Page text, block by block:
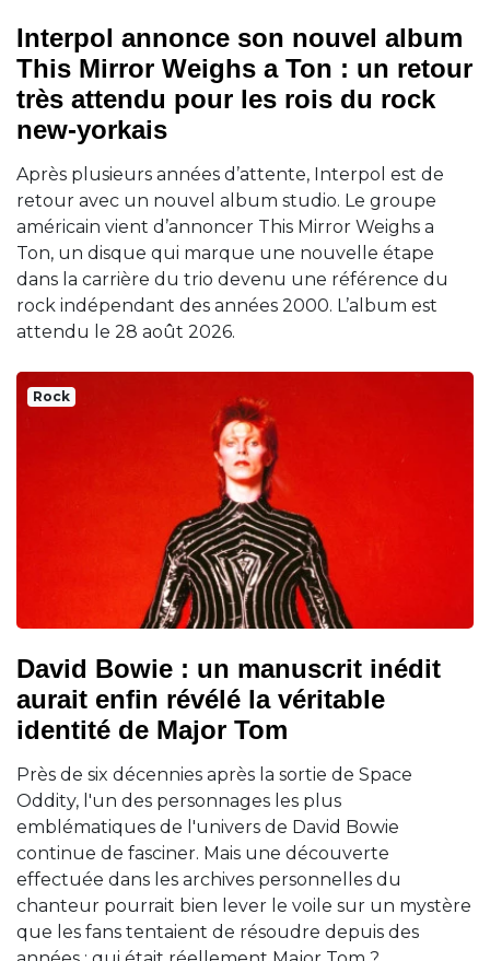
Interpol annonce son nouvel album
This Mirror Weighs a Ton : un retour
très attendu pour les rois du rock
new-yorkais
Après plusieurs années d’attente, Interpol est de
retour avec un nouvel album studio. Le groupe
américain vient d’annoncer This Mirror Weighs a
Ton, un disque qui marque une nouvelle étape
dans la carrière du trio devenu une référence du
rock indépendant des années 2000. L’album est
attendu le 28 août 2026.
Rock
David Bowie : un manuscrit inédit
aurait enfin révélé la véritable
identité de Major Tom
Près de six décennies après la sortie de Space
Oddity, l'un des personnages les plus
emblématiques de l'univers de David Bowie
continue de fasciner. Mais une découverte
effectuée dans les archives personnelles du
chanteur pourrait bien lever le voile sur un mystère
que les fans tentaient de résoudre depuis des